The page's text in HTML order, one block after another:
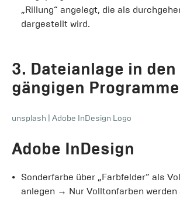
„Rillung“ angelegt, die als
dargestellt wird.
3. Dateianlage in den
gängigen
unsplash Adobe InDesign Logo
Adobe InDesign
Sonderfarbe über „Farbfelder“ als
anlegen → Nur Volltonfarben werden